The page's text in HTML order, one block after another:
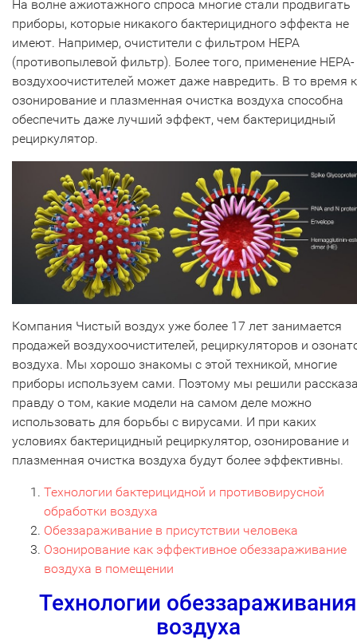
На волне ажиотажного спроса многие стали продвигать
приборы, которые никакого бактерицидного эффекта не
имеют. Например, очистители с фильтром НЕРА
(противопылевой фильтр). Более того, применение НЕРА-
воздухоочистителей может даже навредить. В то время
озонирование и плазменная очистка воздуха способна
обеспечить даже лучший эффект, чем бактерицидный
рециркулятор.
Компания Чистый воздух уже более 17 лет занимается
продажей воздухоочистителей, рециркуляторов и
воздуха. Мы хорошо знакомы с этой техникой, многие
приборы используем сами. Поэтому мы решили
правду о том, какие модели на самом деле можно
использовать для борьбы с вирусами. И при каких
условиях бактерицидный рециркулятор, озонирование и
плазменная очистка воздуха будут более эффективны.
Технологии бактерицидной и противовирусной
обработки воздуха
Обеззараживание в присутствии человека
Озонирование как эффективное обеззараживание
воздуха в помещении
Технологии обеззараживания
воздуха